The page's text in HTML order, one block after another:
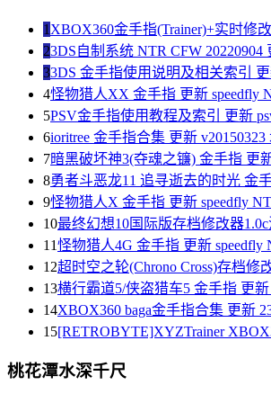
1 XBOX360金手指(Trainer)+实时修
23DS自制系统 NTR CFW 20220904
33DS 金手指使用说明及相关索引
4怪物猎人XX 金手指 更新 speedfly
5PSV金手指使用教程及索引 更新
6ioritree 金手指合集 更新
7暗黑破坏神3(夺魂之镰) 金手指 更
8勇者斗恶龙11 追寻逝去的时光 金
9怪物猎人X 金手指 更新 speedfly
10最终幻想10国际版存档修改器
11怪物猎人4G 金手指 更新 speedfly
12超时空之轮(Chrono Cross)存档修
13横行霸道5/侠盗猎车5 金手指 更
14XBOX360 baga金手指合集 更新
15[RETROBYTE]XYZTrainer
桃花潭水深千尺